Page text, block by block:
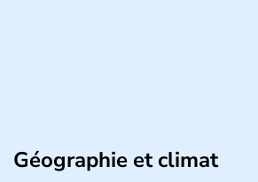
Géographie et climat